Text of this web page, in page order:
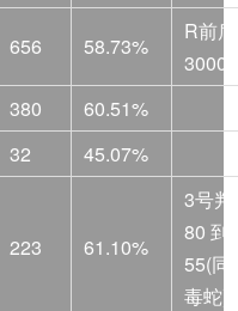
656 58.73%
R前
3000
380
60.51%
32 45.07%
223 61.10%
3号
80 到
55(同
毒蛇)